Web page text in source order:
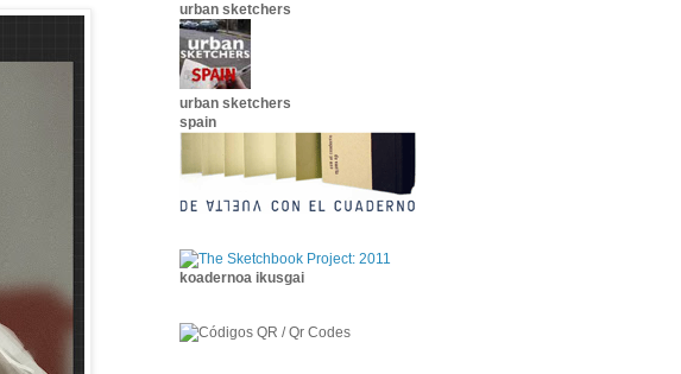
urban sketchers
urban sketchers
spain
koadernoa ikusgai